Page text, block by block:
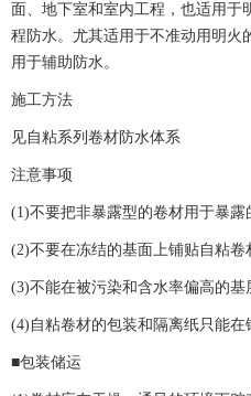
面、地下室和室内工程，也适用于
程防水。尤其适用于不准动用明火
用于辅助防水。
施工方法
见自粘系列卷材防水体系
注意事项
(1)不要把非暴露型的卷材用于暴露
(2)不要在冻结的基面上铺贴自粘卷
(3)不能在被污染和含水率偏高的基
(4)自粘卷材的包装和隔离纸只能在
■包装储运